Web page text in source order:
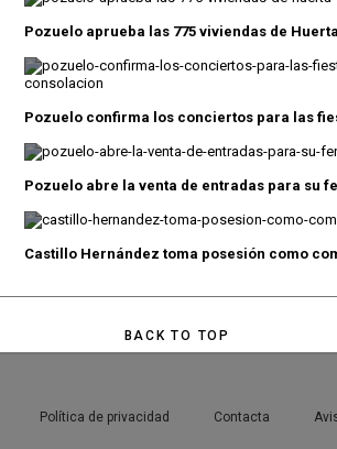
Pozuelo aprueba las 775 viviendas de
Pozuelo confirma los conciertos para las
Pozuelo abre la venta de entradas para su
Castillo Hernández toma posesión como
BACK TO TOP
Política de privacidad Contacta